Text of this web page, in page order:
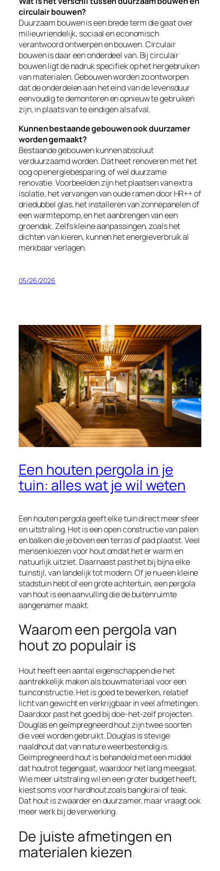
circulair bouwen?
Duurzaam bouwen is een brede term die gaat over
milieuvriendelijk, sociaal en economisch
verantwoord ontwerpen en bouwen. Circulair
bouwen is daar een onderdeel van. Bij circulair
bouwen ligt de nadruk specifiek op het hergebruiken
van materialen. Gebouwen worden zo ontworpen
dat de onderdelen aan het eind van de levensduur
eenvoudig te demonteren en opnieuw te gebruiken
zijn, in plaats van te eindigen als afval.
Kunnen bestaande gebouwen ook duurzamer
worden gemaakt?
Bestaande gebouwen kunnen absoluut
verduurzaamd worden. Dat heet renoveren met het
oog op energiebesparing, of wel duurzame
renovatie. Voorbeelden zijn het plaatsen van extra
isolatie, het vervangen van oude ramen door HR++ of
driedubbel glas, het installeren van zonnepanelen of
een warmtepomp, en het aanbrengen van een
groendak. Zelfs kleine aanpassingen, zoals het
dichten van kieren, kunnen het energieverbruik al
merkbaar verlagen.
05/26/2026
Een houten pergola in je
tuin: alles wat je wil weten
Een houten pergola geeft elke tuin direct meer sfeer
en uitstraling. Het is een open constructie van palen
en balken die je boven een terras of pad plaatst. Veel
mensen kiezen voor hout omdat het er warm en
natuurlijk uitziet. Daarnaast past het bij bijna elke
tuinstijl, van landelijk tot modern. Of je nu een kleine
stadstuin hebt of een grote achtertuin, een pergola
van hout is een aanvulling die de buitenruimte
aangenamer maakt.
Waarom een pergola van
hout zo populair is
Hout heeft een aantal eigenschappen die het
aantrekkelijk maken als bouwmateriaal voor een
tuinconstructie. Het is goed te bewerken, relatief
licht van gewicht en verkrijgbaar in veel afmetingen.
Daardoor past het goed bij doe-het-zelf projecten.
Douglas en geïmpregneerd hout zijn twee soorten
die veel worden gebruikt. Douglas is stevige
naaldhout dat van nature weerbestendig is.
Geïmpregneerd hout is behandeld met een middel
dat houtrot tegengaat, waardoor het lang meegaat.
Wie meer uitstraling wil en een groter budget heeft,
kiest soms voor hardhout zoals bangkirai of teak.
Dat hout is zwaarder en duurzamer, maar vraagt ook
meer werk bij de verwerking.
De juiste afmetingen en
materialen kiezen